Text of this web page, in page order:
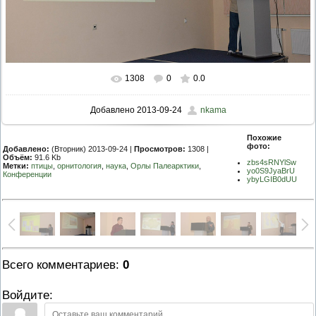
1308 0 0.0
Добавлено2013-09-24 nkama
Добавлено: (Вторник) 2013-09-24 | Просмотров: 1308 |
Объём: 91.6 Kb
Метки: птицы, орнитология, наука, Орлы Палеарктики,
Конференции
Похожие
фото:
zbs4sRNYlSw
yo0S9JyaBrU
ybyLGIB0dUU
Всего комментариев: 0
Войдите: